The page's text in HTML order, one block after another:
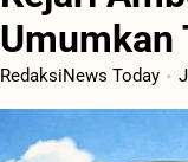
Umumkan
RedaksiNews Today